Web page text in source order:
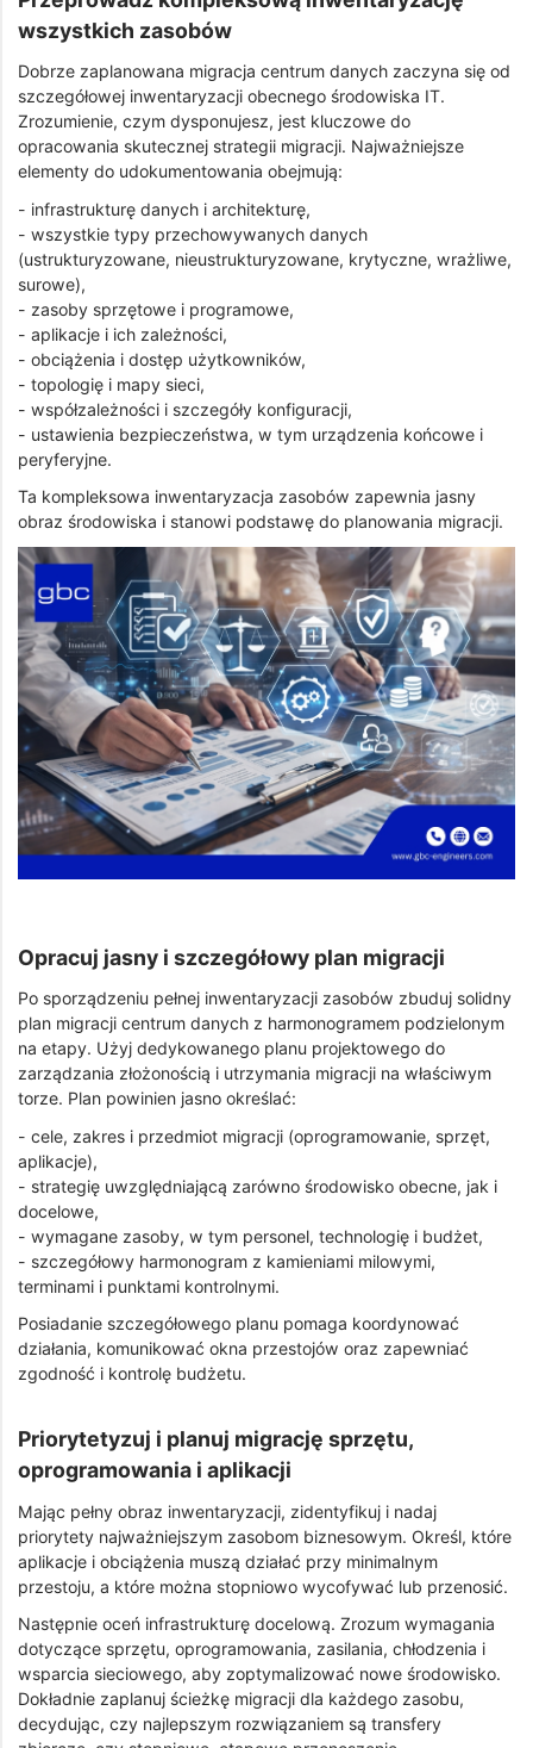
wszystkich zasobów
Dobrze zaplanowana migracja centrum danych zaczyna się od
szczegółowej inwentaryzacji obecnego środowiska IT.
Zrozumienie, czym dysponujesz, jest kluczowe do
opracowania skutecznej strategii migracji. Najważniejsze
elementy do udokumentowania obejmują:
- infrastrukturę danych i architekturę,
- wszystkie typy przechowywanych danych
(ustrukturyzowane, nieustrukturyzowane, krytyczne, wrażliwe,
surowe),
- zasoby sprzętowe i programowe,
- aplikacje i ich zależności,
- obciążenia i dostęp użytkowników,
- topologię i mapy sieci,
- współzależności i szczegóły konfiguracji,
- ustawienia bezpieczeństwa, w tym urządzenia końcowe i
peryferyjne.
Ta kompleksowa inwentaryzacja zasobów zapewnia jasny
obraz środowiska i stanowi podstawę do planowania migracji.
Opracuj jasny i szczegółowy plan migracji
Po sporządzeniu pełnej inwentaryzacji zasobów zbuduj solidny
plan migracji centrum danych z harmonogramem podzielonym
na etapy. Użyj dedykowanego planu projektowego do
zarządzania złożonością i utrzymania migracji na właściwym
torze. Plan powinien jasno określać:
- cele, zakres i przedmiot migracji (oprogramowanie, sprzęt,
aplikacje),
- strategię uwzględniającą zarówno środowisko obecne, jak i
docelowe,
- wymagane zasoby, w tym personel, technologię i budżet,
- szczegółowy harmonogram z kamieniami milowymi,
terminami i punktami kontrolnymi.
Posiadanie szczegółowego planu pomaga koordynować
działania, komunikować okna przestojów oraz zapewniać
zgodność i kontrolę budżetu.
Priorytetyzuj i planuj migrację sprzętu,
oprogramowania i aplikacji
Mając pełny obraz inwentaryzacji, zidentyfikuj i nadaj
priorytety najważniejszym zasobom biznesowym. Określ, które
aplikacje i obciążenia muszą działać przy minimalnym
przestoju, a które można stopniowo wycofywać lub przenosić.
Następnie oceń infrastrukturę docelową. Zrozum wymagania
dotyczące sprzętu, oprogramowania, zasilania, chłodzenia i
wsparcia sieciowego, aby zoptymalizować nowe środowisko.
Dokładnie zaplanuj ścieżkę migracji dla każdego zasobu,
decydując, czy najlepszym rozwiązaniem są transfery